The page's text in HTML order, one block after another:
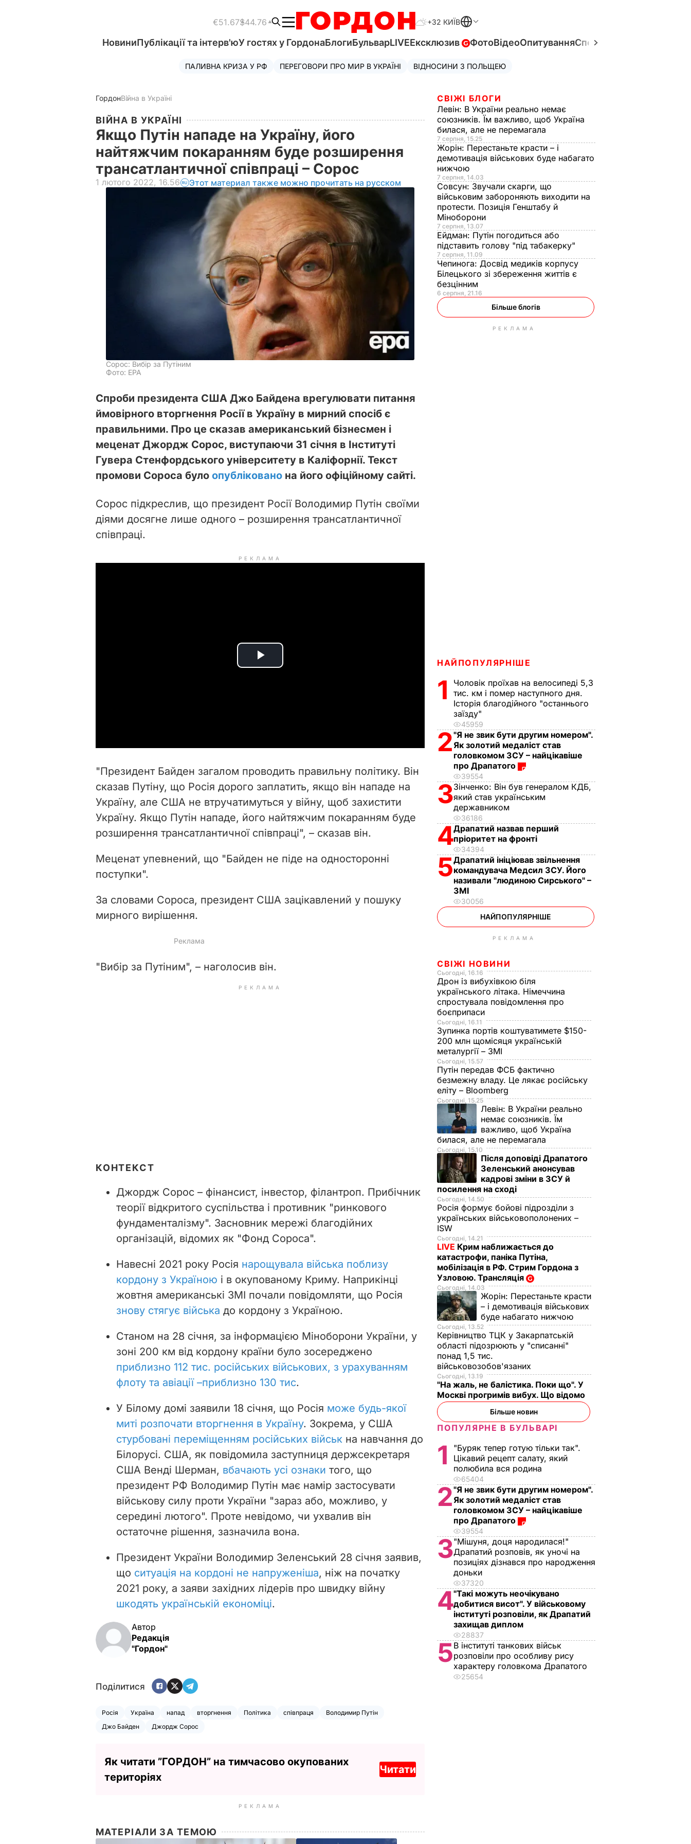
€51.67$44.76 +32 КИЇВ
НовиниПублікації та інтерв'юУ гостях у ГордонаБлогиБульварLIVEЕксклюзив ФотоВідеоОпитуванняСпецпроєкти
ПАЛИВНА КРИЗА У РФ ПЕРЕГОВОРИ ПРО МИР В УКРАЇНІ ВІДНОСИНИ З ПОЛЬЩЕЮ
ГордонВійна в Україні
ВІЙНА В УКРАЇНІ
Якщо Путін нападе на Україну, його
найтяжчим покаранням буде розширення
трансатлантичної співпраці – Сорос
1 лютого 2022, 16.56 Этот материал также можно прочитать на русском
Сорос: Вибір за Путіним
Фото: ЕРА
Спроби президента США Джо Байдена врегулювати питання
ймовірного вторгнення Росії в Україну в мирний спосіб є
правильними. Про це сказав американський бізнесмен і
меценат Джордж Сорос, виступаючи 31 січня в Інституті
Гувера Стенфордського університету в Каліфорнії. Текст
промови Сороса було опубліковано на його офіційному сайті.
Сорос підкреслив, що президент Росії Володимир Путін своїми
діями досягне лише одного – розширення трансатлантичної
співпраці.
РЕКЛАМА
P
i
d
e
o
"Президент Байден загалом проводить правильну політику. Він
сказав Путіну, що Росія дорого заплатить, якщо він нападе на
Україну, але США не втручатимуться у війну, щоб захистити
Україну. Якщо Путін нападе, його найтяжчим покаранням буде
розширення трансатлантичної співпраці", – сказав він.
Меценат упевнений, що "Байден не піде на односторонні
поступки".
За словами Сороса, президент США зацікавлений у пошуку
мирного вирішення.
"Вибір за Путіним", – наголосив він.
РЕКЛАМА
КОНТЕКСТ
Джордж Сорос – фінансист, інвестор, філантроп. Прибічник
теорії відкритого суспільства і противник "ринкового
фундаменталізму". Засновник мережі благодійних
організацій, відомих як "Фонд Сороса".
Навесні 2021 року Росія нарощувала війська поблизу
кордону з Україною і в окупованому Криму. Наприкінці
жовтня американські ЗМІ почали повідомляти, що Росія
знову стягує війська до кордону з Україною.
Станом на 28 січня, за інформацією Міноборони України, у
зоні 200 км від кордону країни було зосереджено
приблизно 112 тис. російських військових, з урахуванням
флоту та авіації –приблизно 130 тис.
У Білому домі заявили 18 січня, що Росія може будь-якої
миті розпочати вторгнення в Україну. Зокрема, у США
стурбовані переміщенням російських військ на навчання до
Білорусі. США, як повідомила заступниця держсекретаря
США Венді Шерман, вбачають усі ознаки того, що
президент РФ Володимир Путін має намір застосувати
військову силу проти України "зараз або, можливо, у
середині лютого". Проте невідомо, чи ухвалив він
остаточне рішення, зазначила вона.
Президент України Володимир Зеленський 28 січня заявив,
що ситуація на кордоні не напруженіша, ніж на початку
2021 року, а заяви західних лідерів про швидку війну
шкодять українській економіці.
Автор
Редакція
"Гордон"
Поділитися
Росія Україна напад вторгнення Політика співпраця
Володимир Путін
Джо Байден
Джордж Сорос
Як читати ”ГОРДОН” на тимчасово окупованих
територіях
Читати
РЕКЛАМА
МАТЕРІАЛИ ЗА ТЕМОЮ
СВІЖІ БЛОГИ
Левін: В України реально немає
союзників. Їм важливо, щоб Україна
билася, але не перемагала
7 серпня, 15.25
Жорін: Перестаньте красти – і
демотивація військових буде набагато
нижчою
7 серпня, 14.03
Совсун: Звучали скарги, що
військовим забороняють виходити на
протести. Позиція Генштабу й
Міноборони
7 серпня, 13.07
Ейдман: Путін погодиться або
підставить голову "під табакерку"
7 серпня, 11.09
Чепинога: Досвід медиків корпусу
Білецького зі збереження життів є
безцінним
6 серпня, 21.16
Більше блогів
РЕКЛАМА
НАЙПОПУЛЯРНІШЕ
1
Чоловік проїхав на велосипеді 5,3
тис. км і помер наступного дня.
Історія благодійного "останнього
заїзду"
45959
2"Я не звик бути другим номером".
Як золотий медаліст став
головкомом ЗСУ – найцікавіше
про Драпатого
39554
3Зінченко: Він був генералом КДБ,
який став українським
державником
36186
4Драпатий назвав перший
пріоритет на фронті
34394
5Драпатий ініціював звільнення
командувача Медсил ЗСУ. Його
називали "людиною Сирського" –
ЗМІ
30056
НАЙПОПУЛЯРНІШЕ
РЕКЛАМА
СВІЖІ НОВИНИ
Сьогодні, 16.16
Дрон із вибухівкою біля
українського літака. Німеччина
спростувала повідомлення про
боєприпаси
Сьогодні, 16.11
Зупинка портів коштуватимете $150-
200 млн щомісяця українській
металургії – ЗМІ
Сьогодні, 15.57
Путін передав ФСБ фактично
безмежну владу. Це лякає російську
еліту – Bloomberg
Сьогодні, 15.25
Левін: В України реально
немає союзників. Їм
важливо, щоб Україна
билася, але не перемагала
Сьогодні, 15.10
Після доповіді Драпатого
Зеленський анонсував
кадрові зміни в ЗСУ й
посилення на сході
Сьогодні, 14.50
Росія формує бойові підрозділи з
українських військовополонених –
ISW
Сьогодні, 14.21
LIVE Крим наближається до
катастрофи, паніка Путіна,
мобілізація в РФ. Стрим Гордона з
Узловою. Трансляція
Сьогодні, 14.03
Жорін: Перестаньте красти
– і демотивація військових
буде набагато нижчою
Сьогодні, 13.52
Керівництво ТЦК у Закарпатській
області підозрюють у "списанні"
понад 1,5 тис.
військовозобов'язаних
Сьогодні, 13.19
"На жаль, не балістика. Поки що". У
Москві прогримів вибух. Що відомо
Більше новин
ПОПУЛЯРНЕ В БУЛЬВАРІ
1
"Буряк тепер готую тільки так".
Цікавий рецепт салату, який
полюбила вся родина
65404
2"Я не звик бути другим номером".
Як золотий медаліст став
головкомом ЗСУ – найцікавіше
про Драпатого
39554
3"Мішуня, доця народилася!"
Драпатий розповів, як уночі на
позиціях дізнався про народження
доньки
37320
4"Такі можуть неочікувано
добитися висот". У військовому
інституті розповіли, як Драпатий
захищав диплом
28837
5В інституті танкових військ
розповіли про особливу рису
характеру головкома Драпатого
25654